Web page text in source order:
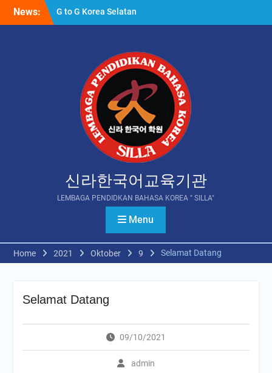
News:
G to G Korea Selatan
VISI dan MISI
INDONESIA
신라한국어교육기관
LEMBAGA PENDIDKAN BAHASA KOREA " SILLA"
Menu
Home 2021 Oktober 9 Selamat Datang
Selamat Datang
09/10/2021
admin